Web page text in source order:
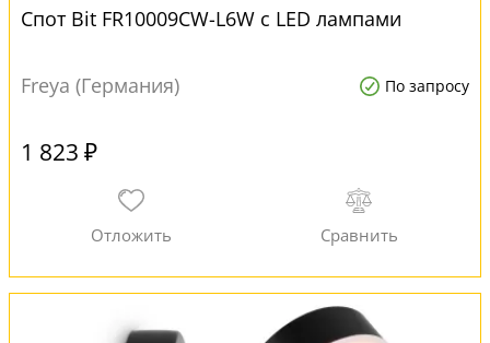
Спот Bit FR10009CW-L6W с LED лампами
Freya (Германия) По запросу
1 823 ₽